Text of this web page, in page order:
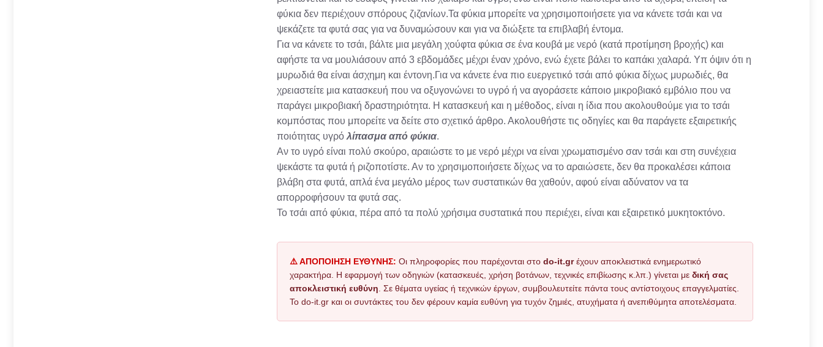
φύκια δεν περιέχουν σπόρους ζιζανίων.Τα φύκια μπορείτε να χρησιμοποιήσετε για να κάνετε τσάι και να
ψεκάζετε τα φυτά σας για να δυναμώσουν και για να διώξετε τα επιβλαβή έντομα.
Για να κάνετε το τσάι, βάλτε μια μεγάλη χούφτα φύκια σε ένα κουβά με νερό (κατά προτίμηση βροχής) και
αφήστε τα να μουλιάσουν από 3 εβδομάδες μέχρι έναν χρόνο, ενώ έχετε βάλει το καπάκι χαλαρά. Υπ όψιν ότι η
μυρωδιά θα είναι άσχημη και έντονη.Για να κάνετε ένα πιο ευεργετικό τσάι από φύκια δίχως μυρωδιές, θα
χρειαστείτε μια κατασκευή που να οξυγονώνει το υγρό ή να αγοράσετε κάποιο μικροβιακό εμβόλιο που να
παράγει μικροβιακή δραστηριότητα. Η κατασκευή και η μέθοδος, είναι η ίδια που ακολουθούμε για το τσάι
κομπόστας που μπορείτε να δείτε στο σχετικό άρθρο. Ακολουθήστε τις οδηγίες και θα παράγετε εξαιρετικής
ποιότητας υγρό λίπασμα από φύκια.
Αν το υγρό είναι πολύ σκούρο, αραιώστε το με νερό μέχρι να είναι χρωματισμένο σαν τσάι και στη συνέχεια
ψεκάστε τα φυτά ή ριζοποτίστε. Αν το χρησιμοποιήσετε δίχως να το αραιώσετε, δεν θα προκαλέσει κάποια
βλάβη στα φυτά, απλά ένα μεγάλο μέρος των συστατικών θα χαθούν, αφού είναι αδύνατον να τα
απορροφήσουν τα φυτά σας.
Το τσάι από φύκια, πέρα από τα πολύ χρήσιμα συστατικά που περιέχει, είναι και εξαιρετικό μυκητοκτόνο.
⚠️ ΑΠΟΠΟΙΗΣΗ ΕΥΘΥΝΗΣ: Οι πληροφορίες που παρέχονται στο do-it.grέχουν αποκλειστικά ενημερωτικό
χαρακτήρα. Η εφαρμογή των οδηγιών (κατασκευές, χρήση βοτάνων, τεχνικές επιβίωσης κ.λπ.) γίνεται με δική σας
αποκλειστική ευθύνη . Σε θέματα υγείας ή τεχνικών έργων, συμβουλευτείτε πάντα τους αντίστοιχους επαγγελματίες.
Το do-it.gr και οι συντάκτες του δεν φέρουν καμία ευθύνη για τυχόν ζημιές, ατυχήματα ή ανεπιθύμητα αποτελέσματα.